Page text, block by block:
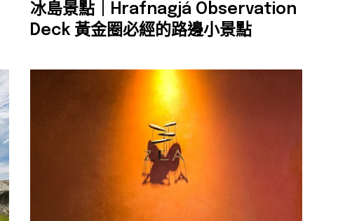
冰島景點｜Hrafnagjá Observation
Deck 黃金圈必經的路邊小景點